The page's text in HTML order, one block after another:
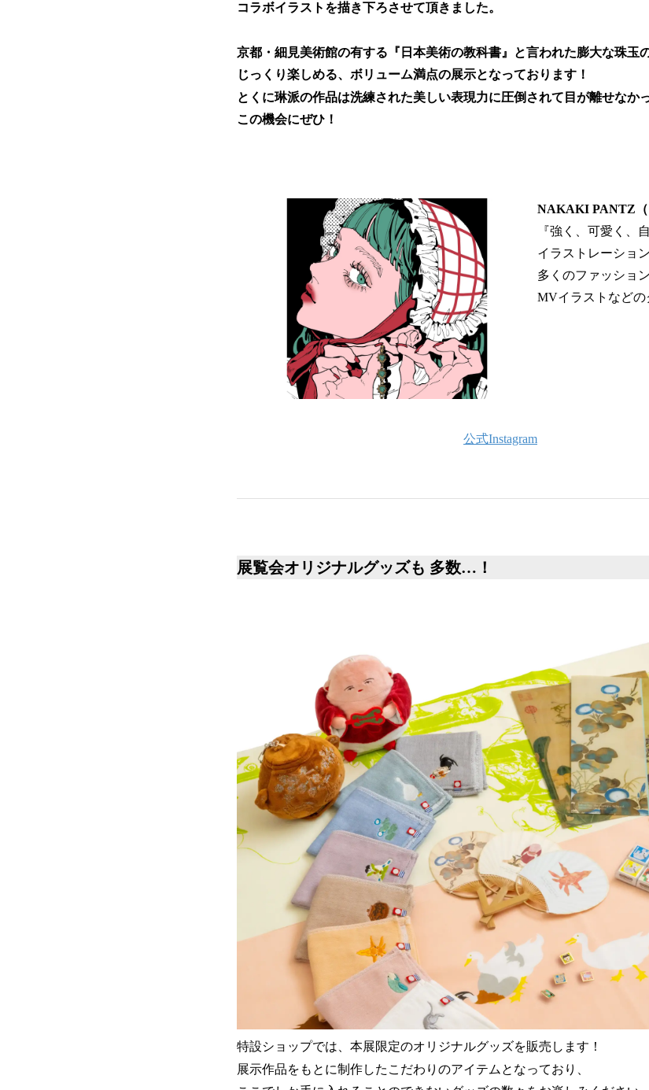
コラボイラストを描き下ろさせて頂きました。
京都・細見美術館の有する『日本美術の教科書』と言われた膨大な珠玉
じっくり楽しめる、ボリューム満点の展示となっております！
とくに琳派の作品は洗練された美しい表現力に圧倒されて目が離せなか
この機会にぜひ！
NAKAKI PANTZ（
『強く、可愛く、
イラストレーショ
多くのファッショ
MVイラストなどの
公式Instagram
展覧会オリジナルグッズも 多数…！
特設ショップでは、本展限定のオリジナルグッズを販売します！
展示作品をもとに制作したこだわりのアイテムとなっており、